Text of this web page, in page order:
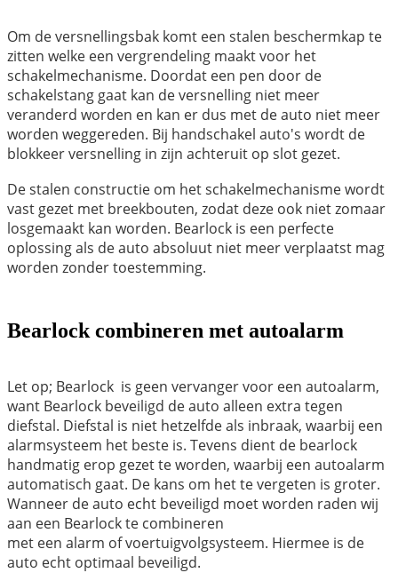
Om de versnellingsbak komt een stalen beschermkap te
zitten welke een vergrendeling maakt voor het
schakelmechanisme. Doordat een pen door de
schakelstang gaat kan de versnelling niet meer
veranderd worden en kan er dus met de auto niet meer
worden weggereden. Bij handschakel auto's wordt de
blokkeer versnelling in zijn achteruit op slot gezet.
De stalen constructie om het schakelmechanisme wordt
vast gezet met breekbouten, zodat deze ook niet zomaar
losgemaakt kan worden. Bearlock is een perfecte
oplossing als de auto absoluut niet meer verplaatst mag
worden zonder toestemming.
Bearlock combineren met autoalarm
Let op; Bearlock is geen vervanger voor een autoalarm,
want Bearlock beveiligd de auto alleen extra tegen
diefstal. Diefstal is niet hetzelfde als inbraak, waarbij een
alarmsysteem het beste is. Tevens dient de bearlock
handmatig erop gezet te worden, waarbij een autoalarm
automatisch gaat. De kans om het te vergeten is groter.
Wanneer de auto echt beveiligd moet worden raden wij
aan een Bearlock te combineren
met een alarm of voertuigvolgsysteem. Hiermee is de
auto echt optimaal beveiligd.